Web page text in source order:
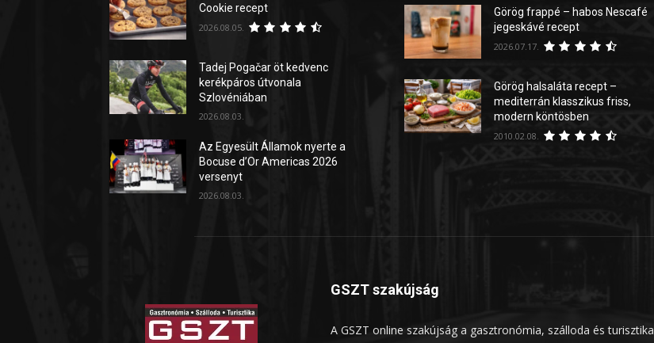
Cookie recept
2026.08.05.
Tadej Pogačar öt kedvenc
kerékpáros útvonala
Szlovéniában
2026.08.03.
Az Egyesült Államok nyerte a
Bocuse d’Or Americas 2026
versenyt
2026.08.03.
Görög frappé – habos Nescafé
jegeskávé recept
2026.07.17.
Görög halsaláta recept –
mediterrán klasszikus friss,
modern köntösben
2010.02.08.
GSZT szakújság
A GSZT online szakújság a gasztronómia, szálloda és turisztika